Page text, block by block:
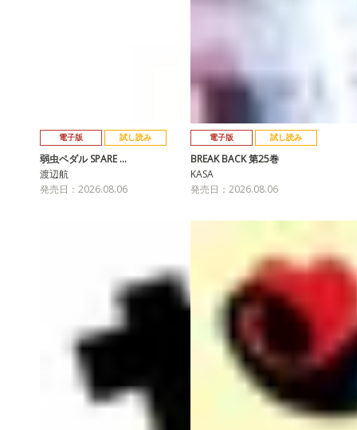
電子版 試し読み
弱虫ペダル SPARE …
渡辺航
発売日：2026.08.06
電子版 試し読み
BREAK BACK 第25巻
KASA
発売日：2026.08.06